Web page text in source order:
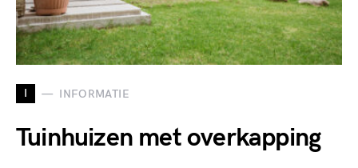
I INFORMATIE
Tuinhuizen met overkapping